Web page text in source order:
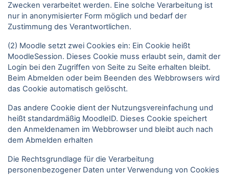
Zwecken verarbeitet werden. Eine solche Verarbeitung ist
nur in anonymisierter Form möglich und bedarf der
Zustimmung des Verantwortlichen.
(2) Moodle setzt zwei Cookies ein: Ein Cookie heißt
MoodleSession. Dieses Cookie muss erlaubt sein, damit der
Login bei den Zugriffen von Seite zu Seite erhalten bleibt.
Beim Abmelden oder beim Beenden des Webbrowsers wird
das Cookie automatisch gelöscht.
Das andere Cookie dient der Nutzungsvereinfachung und
heißt standardmäßig MoodleID. Dieses Cookie speichert
den Anmeldenamen im Webbrowser und bleibt auch nach
dem Abmelden erhalten
Die Rechtsgrundlage für die Verarbeitung
personenbezogener Daten unter Verwendung von Cookies